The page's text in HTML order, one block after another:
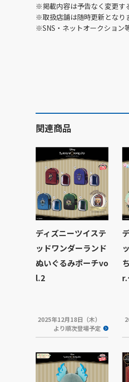
※掲載内容は予告なく変更す
※取扱店舗は随時更新となり
※SNS・ネットオークション
関連商品
ディズニーツイステ
ッドワンダーランド
ぬいぐるみポーチvo
l.2
2025年12月18日（木）
より順次登場予定